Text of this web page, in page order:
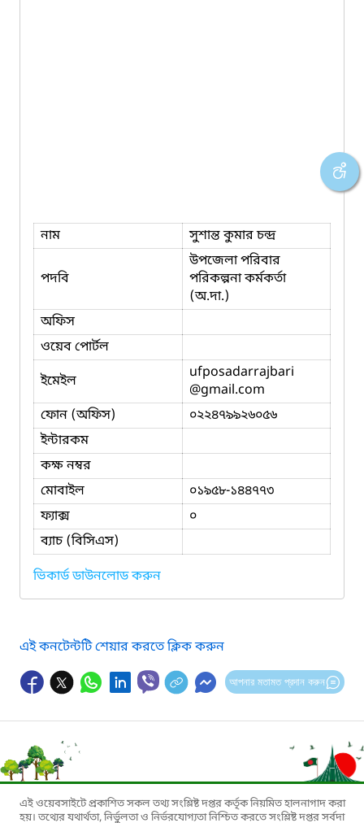
নাম সুশান্ত কুমার চন্দ্র
পদবি
উপজেলা পরিবার
পরিকল্পনা কর্মকর্তা
(অ.দা.)
অফিস
ওয়েব পোর্টল
ইমেইল
ufposadarrajbari
@gmail.com
ফোন (অফিস)
০২২৪৭৯৯২৬০৫৬
ইন্টারকম
কক্ষ নম্বর
মোবাইল
০১৯৫৮-১৪৪৭৭৩
ফ্যাক্স
০
ব্যাচ (বিসিএস)
ভিকার্ড ডাউনলোড করুন
এই কনটেন্টটি শেয়ার করতে ক্লিক করুন
আপনার মতামত প্রদান করুন
এই ওয়েবসাইটে প্রকাশিত সকল তথ্য সংশ্লিষ্ট দপ্তর কর্তৃক নিয়মিত হালনাগাদ করা
হয়। তথ্যের যথার্থতা, নির্ভুলতা ও নির্ভরযোগ্যতা নিশ্চিত করতে সংশ্লিষ্ট দপ্তর সর্বদা